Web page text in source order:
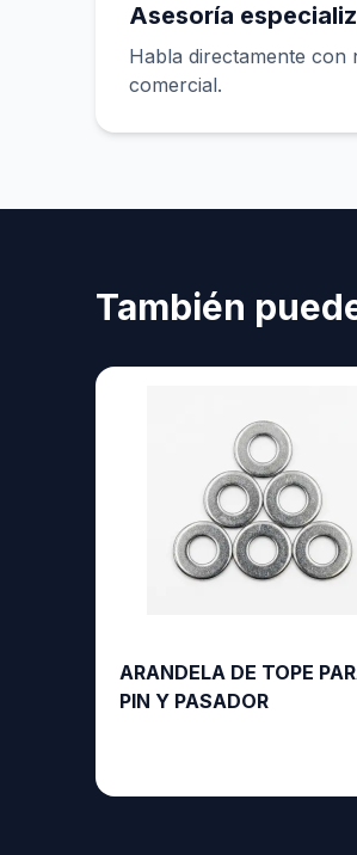
Asesoría
Habla directamente con
comercial.
También
ARANDELA DE TOPE
PIN Y PASADOR